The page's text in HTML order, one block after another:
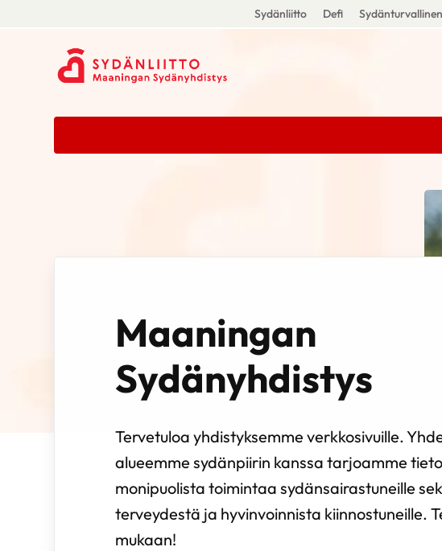
Sydänliitto Defi
Maaningan
Sydänyhdistys
Tervetuloa yhdistyksemme verkkosivuille.
alueemme sydänpiirin kanssa tarjoamme
monipuolista toimintaa sydänsairastuneille
terveydestä ja hyvinvoinnista kiinnostuneille.
mukaan!